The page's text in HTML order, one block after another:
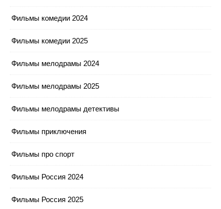
Фильмы комедии 2024
Фильмы комедии 2025
Фильмы мелодрамы 2024
Фильмы мелодрамы 2025
Фильмы мелодрамы детективы
Фильмы приключения
Фильмы про спорт
Фильмы Россия 2024
Фильмы Россия 2025